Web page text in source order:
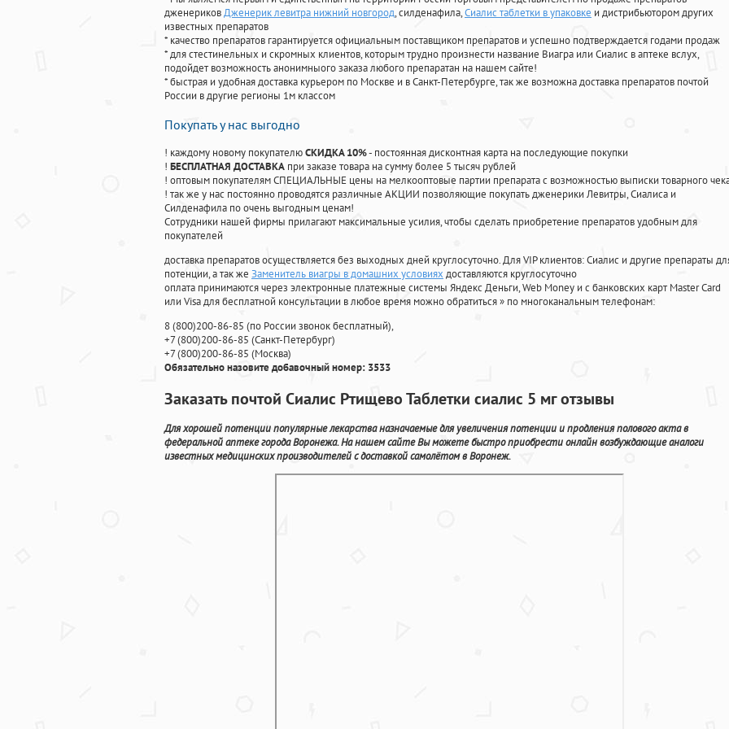
дженериковДженерик левитра нижний новгород, силденафила,Сиалис таблетки в упаковке и дистрибьютором других
известных препаратов
* качество препаратов гарантируется официальным поставщиком препаратов и успешно подтверждается годами продаж
* для стестинельных и скромных клиентов, которым трудно произнести название Виагра или Сиалис в аптеке вслух,
подойдет возможность анонимныого заказа любого препаратан на нашем сайте!
* быстрая и удобная доставка курьером по Москве и в Санкт-Петербурге, так же возможна доставка препаратов почтой
России в другие регионы 1м классом
Покупать у нас выгодно
! каждому новому покупателюСКИДКА 10%- постоянная дисконтная карта на последующие покупки
! БЕСПЛАТНАЯ ДОСТАВКА при заказе товара на сумму более 5 тысяч рублей
! оптовым покупателям СПЕЦИАЛЬНЫЕ цены на мелкооптовые партии препарата с возможностью выписки товарного
! так же у нас постоянно проводятся различные АКЦИИ позволяющие покупать дженерики Левитры, Сиалиса и
Силденафила по очень выгодным ценам!
Cотрудники нашей фирмы прилагают максимальные усилия, чтобы сделать приобретение препаратов удобным для
покупателей
доставка препаратов осуществляется без выходных дней круглосуточно. Для VIP клиентов: Сиалис и другие препараты
потенции, а так же Заменитель виагры в домашних условиях доставляются круглосуточно
оплата принимаются через электронные платежные системы Яндекс Деньги, Web Money и с банковских карт Master Card
или Visa для бесплатной консультации в любое время можно обратиться» по многоканальным телефонам:
8(800)200-86-85 (по России звонок бесплатный),
+7(800)200-86-85 (Санкт-Петербург)
+7(800)200-86-85 (Москва)
Обязательно назовите добавочный номер: 3533
Заказать почтой Сиалис Ртищево Таблетки сиалис 5 мг отзывы
Для хорошей потенции популярные лекарства назначаемые для увеличения потенции и продления полового акта в
федеральной аптеке города Воронежа. На нашем сайте Вы можете быстро приобрести онлайн возбуждающие аналоги
известных медицинских производителей с доставкой самолётом в Воронеж.